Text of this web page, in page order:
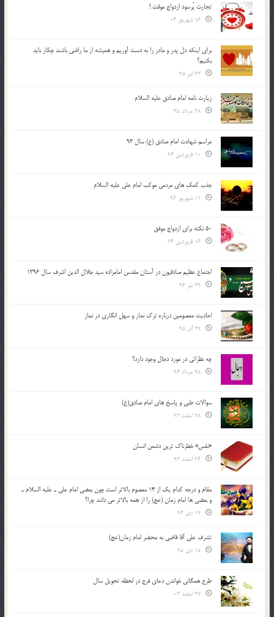
تجارت پُرسود ازدواج موقت !
براي اينكه دل پدر و مادر را به دست آوريم و هميشه از ما راضي باشند چكار بايد
بكنيم؟
زیارت نامه امام صادق علیه السلام
مراسم شهادت امام صادق (ع) سال 93
جذب کمک های مردمی موکب امام علی علیه السلام
50 نکته برای ازدواج موفق
اجتماع عظیم صادقیون در آستان مقدس امامزاده سید جلال الدین اشرف سال 1396
احادیث معصومین درباره ترک نماز و سهل انگاری در نماز
چه نظراتی در مورد دجال وجود دارد؟
سوالات طبی و پاسخ های امام صادق(ع)
«نفس» خطرناک ترین دشمن انسان
مقام و درجه كدام يك از 14 معصوم بالاتر است چون بعضي امام علي ـ عليه السلام ـ
و بعضي ها امام زمان (عج) را از همه بالاتر مي دانند چرا؟
تشرف علي آقا قاضي به محضر امام زمان(عج)
طرح همگانی خواندن دعای فرج در لحظه تحویل سال